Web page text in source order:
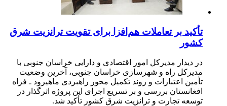
تأکید بر تعاملات هم‌افزا برای تقویت ترانزیت شرق
کشور
در دیدار مدیرکل امور اقتصادی و دارایی خراسان جنوبی با
مدیرکل راه و شهرسازی خراسان جنوبی، آخرین وضعیت
تأمین اعتبارات و روند تکمیل محور راهبردی ماهیرود ـ فراه
افغانستان بررسی و بر تسریع اجرای این پروژه اثرگذار در
توسعه تجارت و ترانزیت شرق کشور تأکید شد.